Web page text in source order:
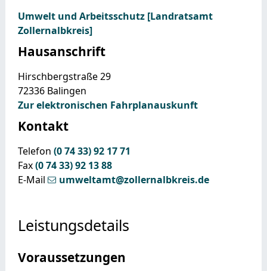
Umwelt und Arbeitsschutz [Landratsamt
Zollernalbkreis]
Hausanschrift
Hirschbergstraße 29
72336 Balingen
Zur elektronischen Fahrplanauskunft
Kontakt
Telefon (07433) 92 1771
Fax(07433) 92 1388
E-Mail
umweltamt@zollernalbkreis.de
Leistungsdetails
Voraussetzungen